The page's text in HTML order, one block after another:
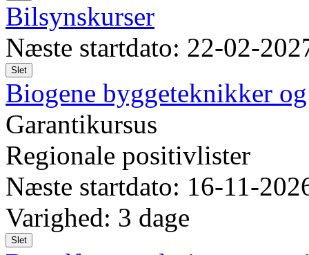
Bilsynskurser
Næste startdato: 22-02-
Slet
Biogene byggeteknikker
Garantikursus
Regionale positivlister
Næste startdato: 16-11-
Varighed: 3 dage
Slet